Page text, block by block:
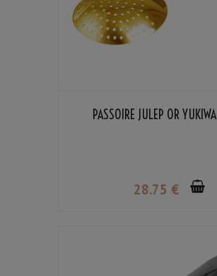
PASSOIRE JULEP OR YUKIWA
28.75 €